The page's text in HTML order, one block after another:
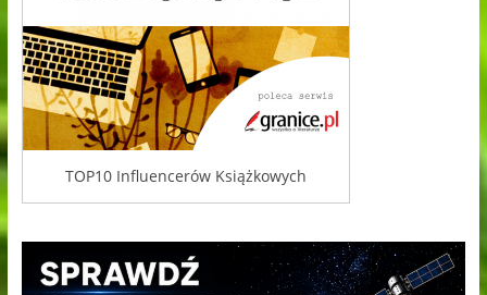
TOP10 Influencerów Książkowych